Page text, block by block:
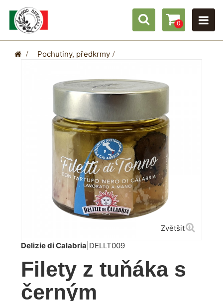
0
> Pochutiny, předkrmy >
Zvětšit
Delizie di Calabria DELLT009
Filety z tuňáka s
černým